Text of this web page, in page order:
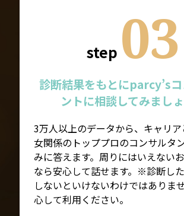
step 03
診断結果をもとにparcy’s
ントに相談してみましょ
3万人以上のデータから、キャリ
女関係のトッププロのコンサルタ
みに答えます。周りにはいえない
なら安心して話せます。※診断し
しないといけないわけではありま
心して利用ください。